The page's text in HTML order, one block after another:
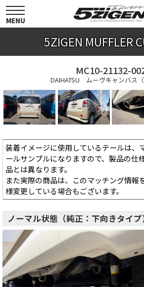
toggle
navigation
MENU
5ZIGEN MUFFLER
MC10-21132-
DAIHATSU ムーヴキャンバス（
装着イメージに使用しているテールは、
ールサンプルになりますので、製品の仕
品とは異なります。
また実際の商品は、このマッチング情報
様変更している場合もございます。
ノーマル状態（純正：下向きタイプ